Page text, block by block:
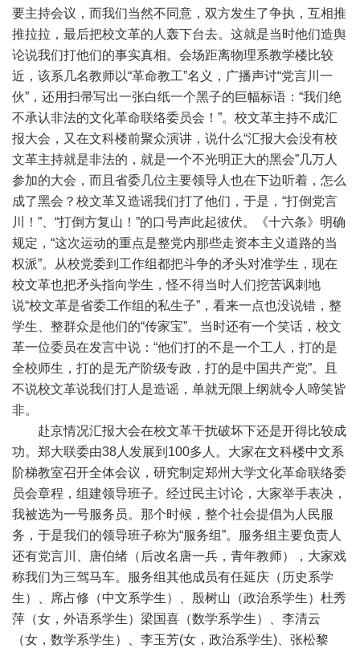
要主持会议，而我们当然不同意，双方发生了争执，互相推
推拉拉，最后把校文革的人轰下台去。这就是当时他们造舆
论说我们打他们的事实真相。会场距离物理系教学楼比较
近，该系几名教师以“革命教工”名义，广播声讨“党言川一
伙”，还用扫帚写出一张白纸一个黑子的巨幅标语：“我们绝
不承认非法的文化革命联络委员会！”。校文革主持不成汇
报大会，又在文科楼前聚众演讲，说什么“汇报大会没有校
文革主持就是非法的，就是一个不光明正大的黑会”几万人
参加的大会，而且省委几位主要领导人也在下边听着，怎么
成了黑会？校文革又造谣我们打了他们，于是，“打倒党言
川！”、“打倒方复山！”的口号声此起彼伏。《十六条》明确
规定，“这次运动的重点是整党内那些走资本主义道路的当
权派”。从校党委到工作组都把斗争的矛头对准学生，现在
校文革也把矛头指向学生，怪不得当时人们挖苦讽刺地
说“校文革是省委工作组的私生子”，看来一点也没说错，整
学生、整群众是他们的“传家宝”。当时还有一个笑话，校文
革一位委员在发言中说：“他们打的不是一个工人，打的是
全校师生，打的是无产阶级专政，打的是中国共产党”。且
不说校文革说我们打人是造谣，单就无限上纲就令人啼笑皆
非。
赴京情况汇报大会在校文革干扰破坏下还是开得比较成
功。郑大联委由38人发展到100多人。大家在文科楼中文系
阶梯教室召开全体会议，研究制定郑州大学文化革命联络委
员会章程，组建领导班子。经过民主讨论，大家举手表决，
我被选为一号服务员。那个时候，整个社会提倡为人民服
务，于是我们的领导班子称为“服务组”。服务组主要负责人
还有党言川、唐伯绪（后改名唐一兵，青年教师），大家戏
称我们为三驾马车。服务组其他成员有任延庆（历史系学
生）、席占修（中文系学生）、殷树山（政治系学生）杜秀
萍（女，外语系学生）梁国喜（数学系学生）、李清云
（女，数学系学生）、李玉芳(女，政治系学生)、张松黎